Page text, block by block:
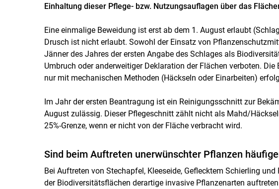
Einhaltung dieser Pflege- bzw. Nutzungsauflagen über das
Eine einmalige Beweidung ist erst ab dem 1. August erlaubt
Drusch ist nicht erlaubt. Sowohl der Einsatz von
Jänner des Jahres der ersten Angabe des Schlages als
Umbruch oder anderweitiger Deklaration der Flächen verboten.
nur mit mechanischen Methoden (Häckseln oder Einarbeiten)
Im Jahr der ersten Beantragung ist ein Reinigungsschnitt zur
August zulässig. Dieser Pflegeschnitt zählt nicht als Mahd/
25%-Grenze, wenn er nicht von der Fläche verbracht wird.
Sind beim Auftreten unerwünschter Pflanzen
Bei Auftreten von Stechapfel, Kleeseide, Geflecktem Schierling
der Biodiversitätsflächen derartige invasive Pflanzenarten